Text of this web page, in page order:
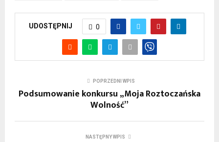
UDOSTĘPNIJ 0
POPRZEDNI WPIS
Podsumowanie konkursu „Moja Roztoczańska
Wolność”
NASTĘPNY WPIS